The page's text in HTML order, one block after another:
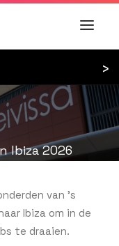
›
Ibiza 2026
van ’s
Ibiza om in de
te draaien.